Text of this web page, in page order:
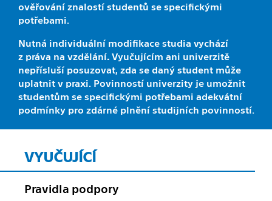
ověřování znalostí studentů se specifickými
potřebami.
Nutná individuální modifikace studia vychází
z práva na vzdělání. Vyučujícím ani univerzitě
nepřísluší posuzovat, zda se daný student může
uplatnit v praxi. Povinností univerzity je umožnit
studentům se specifickými potřebami adekvátní
podmínky pro zdárné plnění studijních povinností.
VYUČUJÍCÍ
Pravidla podpory